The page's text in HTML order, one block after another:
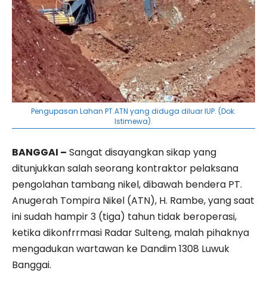
Pengupasan Lahan PT.ATN yang diduga diluar IUP. (Dok.
Istimewa).
BANGGAI – Sangat disayangkan sikap yang
ditunjukkan salah seorang kontraktor pelaksana
pengolahan tambang nikel, dibawah bendera PT.
Anugerah Tompira Nikel (ATN), H. Rambe, yang saat
ini sudah hampir 3 (tiga) tahun tidak beroperasi,
ketika dikonfrrmasi Radar Sulteng, malah pihaknya
mengadukan wartawan ke Dandim 1308 Luwuk
Banggai.